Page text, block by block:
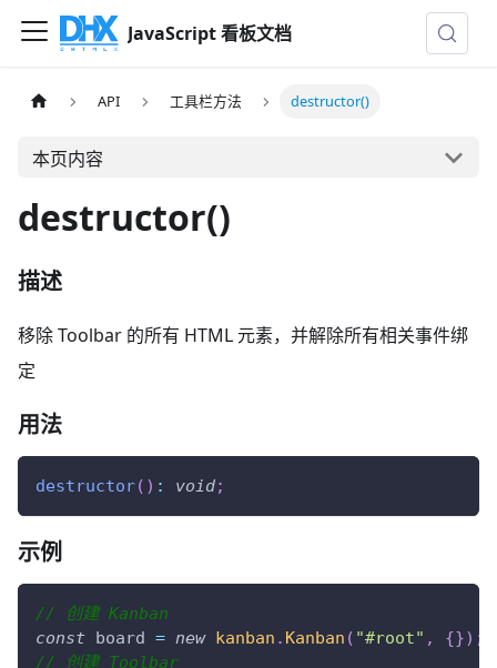
JavaScript 看板文档
API 工具栏方法 destructor()
本页内容
destructor()
描述
移除 Toolbar 的所有 HTML 元素，并解除所有相关事件绑
定
用法
destructor( ) : void;
示例
// 创建 Kanban
const board = new kanban . Kanban ( "#root" , {}) ;
// 创建 Toolbar